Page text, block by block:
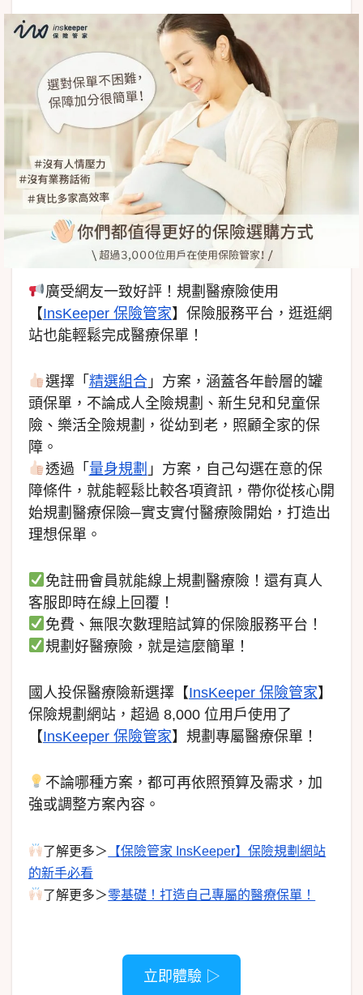
廣受網友一致好評！規劃醫療險使用
【InsKeeper 保險管家】保險服務平台，逛逛網
站也能輕鬆完成醫療保單！
選擇「 精選組合」方案，涵蓋各年齡層的罐
頭保單，不論成人全險規劃、新生兒和兒童保
險、樂活全險規劃，從幼到老，照顧全家的保
障。
透過「 量身規劃 」方案，自己勾選在意的保
障條件，就能輕鬆比較各項資訊，帶你從核心開
始規劃醫療保險─實支實付醫療險開始，打造出
理想保單。
免註冊會員就能線上規劃醫療險！還有真人
客服即時在線上回覆！
免費、無限次數理賠試算的保險服務平台！
規劃好醫療險，就是這麼簡單！
國人投保醫療險新選擇【InsKeeper 保險管家】
保險規劃網站，超過 8,000 位用戶使用了
【InsKeeper 保險管家】規劃專屬醫療保單！
不論哪種方案，都可再依照預算及需求，加
強或調整方案內容。
了解更多＞
【保險管家 InsKeeper】保險規劃網站
的新手必看
了解更多＞零基礎！打造自己專屬的醫療保單！
立即體驗 ▷